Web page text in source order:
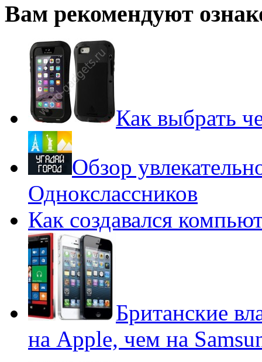
Вам рекомендуют
Как выбрать
Обзор
Однокслассников
Как создавался
Британские
на Apple, чем на